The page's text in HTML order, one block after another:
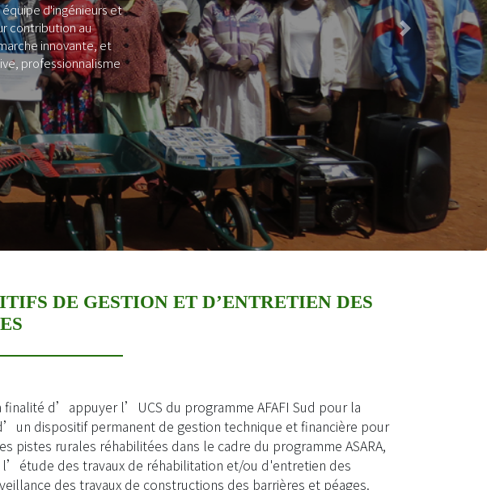
équipe d'ingénieurs et
contribution au
innovante, et
professionnalisme
Next
DE GESTION ET D’ENTRETIEN DES
d’appuyer l’UCS du programme AFAFI Sud pour la
dispositif permanent de gestion technique et financière pour
pistes rurales réhabilitées dans le cadre du programme ASARA,
des travaux de réhabilitation et/ou d'entretien des
des travaux de constructions des barrières et péages.